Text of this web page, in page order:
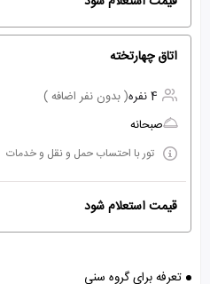
اتاق چهارتخته
4 نفره
( بدون نفر اضافه )
صبحانه
تور با احتساب حمل و نقل و خدمات
قیمت استعلام شود
تعرفه برای گروه سنی